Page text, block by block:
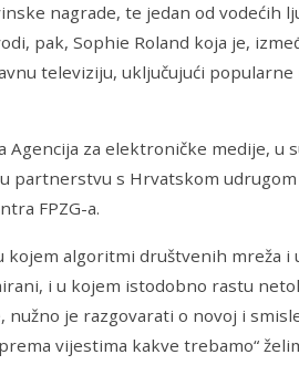
nagrade, te jedan od vodećih
pak, Sophie Roland koja je,
televiziju, uključujući popularne
Agencija za elektroničke medije, u
partnerstvu s Hrvatskom
FPZG-a.
kojem algoritmi društvenih mreža
i u kojem istodobno rastu
nužno je razgovarati o novoj i
vijestima kakve trebamo“